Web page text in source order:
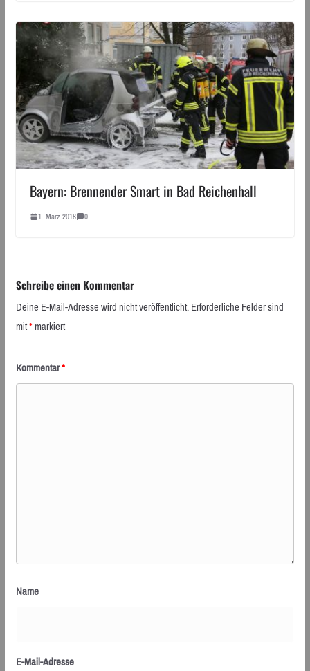
Bayern: Brennender Smart in Bad Reichenhall
1. März 2018 0
Schreibe einen Kommentar
Deine E-Mail-Adresse wird nicht veröffentlicht.Erforderliche Felder sind
mit*markiert
Kommentar*
Name
E-Mail-Adresse